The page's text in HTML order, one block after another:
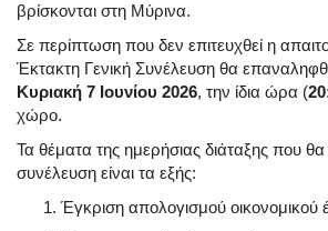
βρίσκονται στη Μύρινα.
Σε περίπτωση που δεν επιτευχθεί η
Έκτακτη Γενική Συνέλευση θα
Κυριακή 7 Ιουνίου 2026, την ίδια ώρα (
χώρο.
Τα θέματα της ημερήσιας διάταξης που
συνέλευση είναι τα εξής:
Έγκριση απολογισμού οικονομικού